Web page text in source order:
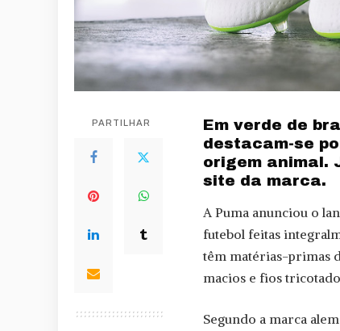
PARTILHAR
Em verde de
destacam-se
origem animal.
site da marca.
A Puma anunciou o
futebol feitas
têm matérias-primas
macios e fios
Segundo a marca